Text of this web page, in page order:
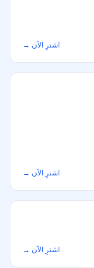
اشترِ الآن →
اشترِ الآن →
اشترِ الآن →